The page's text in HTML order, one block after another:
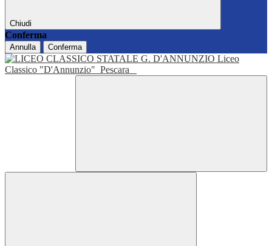
Chiudi
Conferma
Annulla Conferma
Liceo
Classico "D'Annunzio" Pescara